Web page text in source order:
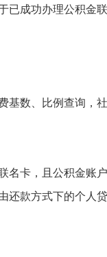
成功办理公积金
数、比例查询，
卡，且公积金账户
还款方式下的个人